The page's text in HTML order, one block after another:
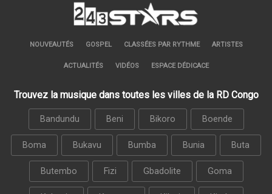
NOUVEAUTÉS GOSPEL CLASSÉES PAR RYTHME ARTISTES
ACTUALITÉS VIDÉOS ESPACE DÉDICACE
Trouvez la musique dans toutes les villes de la RD Congo
Bandundu Beni Bikoro Boende
Boma Bukavu Bumba Bunia Buta
Butembo Fizi Gbadolite Goma